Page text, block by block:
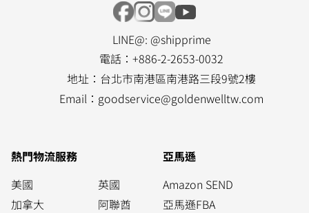
LINE@: @shipprime
電話：+886-2-2653-0032
地址：台北市南港區南港路三段9號2樓
Email： goodservice@goldenwelltw.com
熱門物流服務
美國
加拿大
英國
阿聯酋
亞馬遜
Amazon SEND
亞馬遜FBA